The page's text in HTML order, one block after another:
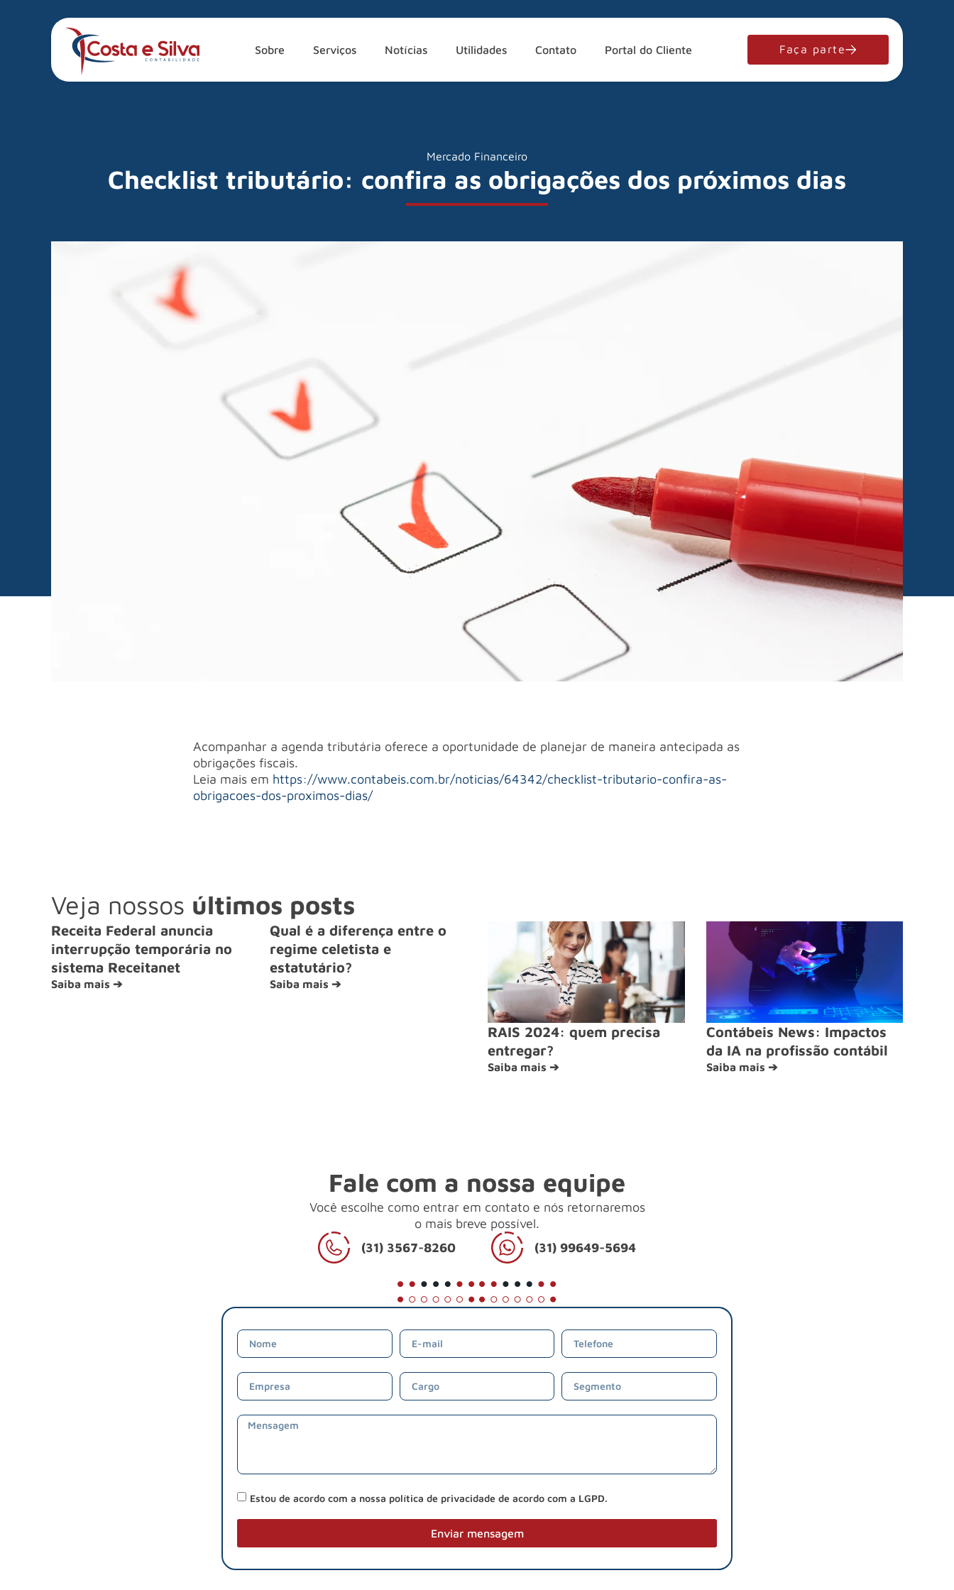
Sobre Serviços Notícias Utilidades Contato Portal do Cliente Faça parte
Mercado Financeiro
Checklist tributário: confira as obrigações dos próximos dias
Acompanhar a agenda tributária oferece a oportunidade de planejar de maneira antecipada as
obrigações fiscais.
Leia mais em https://www.contabeis.com.br/noticias/64342/checklist-tributario-confira-as-
obrigacoes-dos-proximos-dias/
Veja nossos últimos posts
Receita Federal anuncia
interrupção temporária no
sistema Receitanet
Saiba mais ➔
Qual é a diferença entre o
regime celetista e
estatutário?
Saiba mais ➔
RAIS 2024: quem precisa
entregar?
Saiba mais ➔
Contábeis News: Impactos
da IA na profissão contábil
Saiba mais ➔
Fale com a nossa equipe
Você escolhe como entrar em contato e nós retornaremos
o mais breve possível.
(31) 3567-8260
(31) 99649-5694
Estou de acordo com a nossa política de privacidade de acordo com a LGPD.
Enviar mensagem